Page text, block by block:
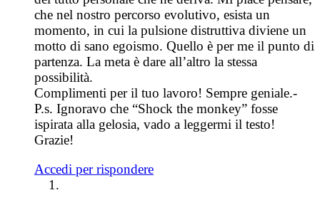
che nel nostro percorso evolutivo, esista un
momento, in cui la pulsione distruttiva diviene un
motto di sano egoismo. Quello è per me il punto di
partenza. La meta è dare all’altro la stessa
possibilità.
Complimenti per il tuo lavoro! Sempre geniale.-
P.s. Ignoravo che “Shock the monkey” fosse
ispirata alla gelosia, vado a leggermi il testo!
Grazie!
Accedi per rispondere